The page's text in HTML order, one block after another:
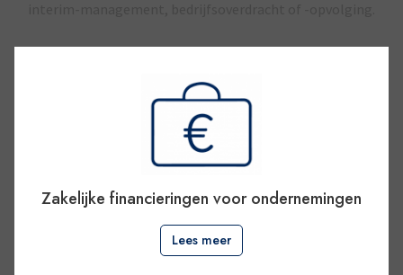
Zakelijke financieringen voor ondernemingen
Lees meer